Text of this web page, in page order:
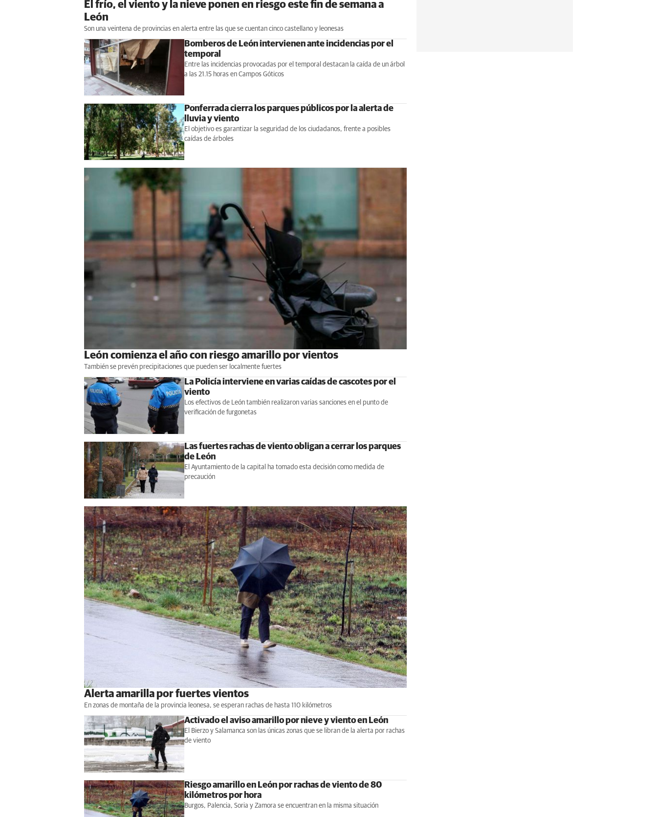
El frío, el viento y la nieve ponen en riesgo este fin de semana a
León
Son una veintena de provincias en alerta entre las que se cuentan cinco castellano y leonesas
Bomberos de León intervienen ante incidencias por el
temporal
Entre las incidencias provocadas por el temporal destacan la caída de un árbol
a las 21.15 horas en Campos Góticos
Ponferrada cierra los parques públicos por la alerta de
lluvia y viento
El objetivo es garantizar la seguridad de los ciudadanos, frente a posibles
caídas de árboles
León comienza el año con riesgo amarillo por vientos
También se prevén precipitaciones que pueden ser localmente fuertes
La Policía interviene en varias caídas de cascotes por el
viento
Los efectivos de León también realizaron varias sanciones en el punto de
verificación de furgonetas
Las fuertes rachas de viento obligan a cerrar los parques
de León
El Ayuntamiento de la capital ha tomado esta decisión como medida de
precaución
Alerta amarilla por fuertes vientos
En zonas de montaña de la provincia leonesa, se esperan rachas de hasta 110 kilómetros
Activado el aviso amarillo por nieve y viento en León
El Bierzo y Salamanca son las únicas zonas que se libran de la alerta por rachas
de viento
Riesgo amarillo en León por rachas de viento de 80
kilómetros por hora
Burgos, Palencia, Soria y Zamora se encuentran en la misma situación